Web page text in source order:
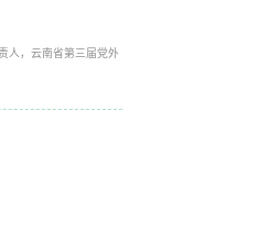
人，云南省第三届党外